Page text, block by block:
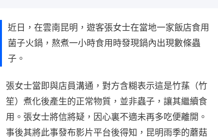
近日，在雲南昆明，遊客張女士在當地一家飯店食用
菌子火鍋，熬煮一小時食用時發現鍋內出現數條蟲
子。
張女士當即與店員溝通，對方含糊表示這是竹蓀（竹
笙）煮化後產生的正常物質，並非蟲子，讓其繼續食
用。張女士將信將疑，因心裏不適未再多吃便離開。
事後其將此事發布影片平台後得知，昆明雨季的蘑菇